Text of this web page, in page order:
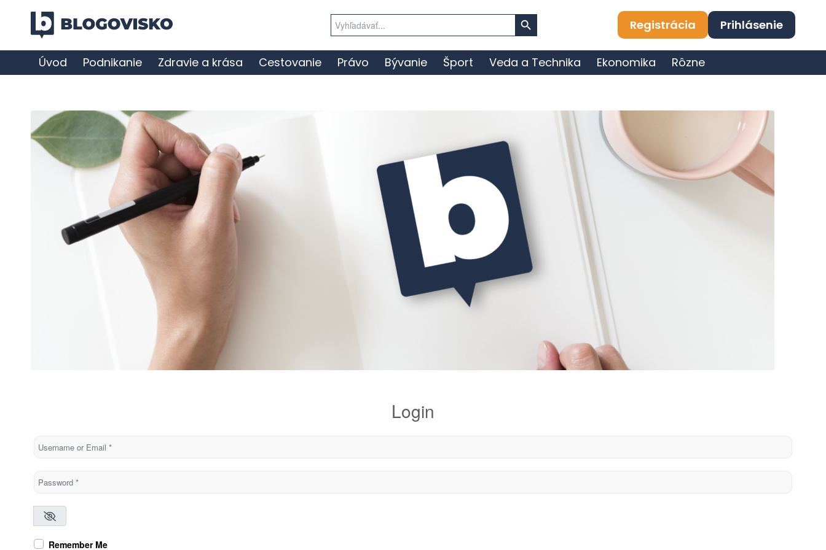
for:
Search Button
Registrácia Prihlásenie
Úvod Podnikanie Zdravie a krása Cestovanie Právo Bývanie Šport Veda a Technika Ekonomika Rôzne
Login
Username or Email
Password*
Remember Me